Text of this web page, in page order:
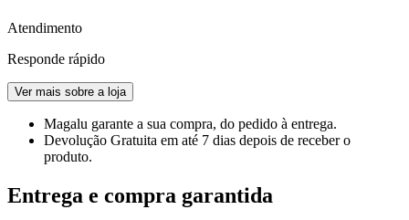
Atendimento
Responde rápido
Ver mais sobre a loja
Magalu garante a sua compra, do pedido à entrega.
Devolução Gratuita em até 7 dias depois de receber o
produto.
Entrega e compra garantida